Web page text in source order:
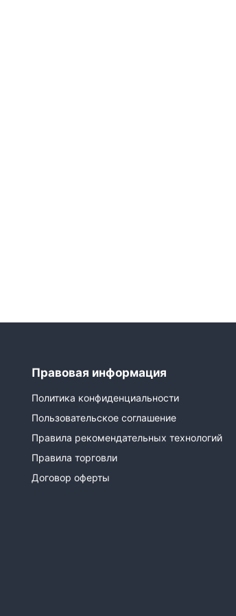
Правовая информация
Политика конфиденциальности
Пользовательское соглашение
Правила рекомендательных технологий
Правила торговли
Договор оферты